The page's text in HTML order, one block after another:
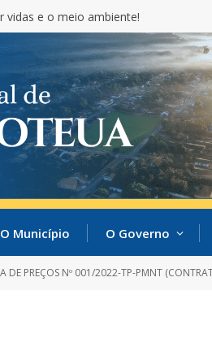
vidas e o meio ambiente!
O Município O Governo
Nº 001/2022-TP-PMNT (CONTRATAÇÃO DE EMPRESA